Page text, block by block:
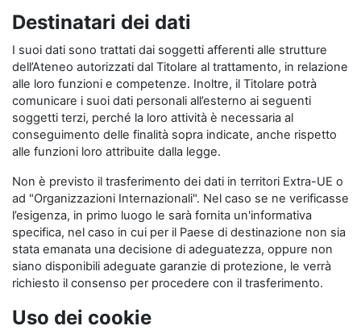
Destinatari dei dati
I suoi dati sono trattati dai soggetti afferenti alle strutture
dell’Ateneo autorizzati dal Titolare al trattamento, in relazione
alle loro funzioni e competenze. Inoltre, il Titolare potrà
comunicare i suoi dati personali all’esterno ai seguenti
soggetti terzi, perché la loro attività è necessaria al
conseguimento delle finalità sopra indicate, anche rispetto
alle funzioni loro attribuite dalla legge.
Non è previsto il trasferimento dei dati in territori Extra-UE o
ad "Organizzazioni Internazionali". Nel caso se ne verificasse
l’esigenza, in primo luogo le sarà fornita un'informativa
specifica, nel caso in cui per il Paese di destinazione non sia
stata emanata una decisione di adeguatezza, oppure non
siano disponibili adeguate garanzie di protezione, le verrà
richiesto il consenso per procedere con il trasferimento.
Uso dei cookie